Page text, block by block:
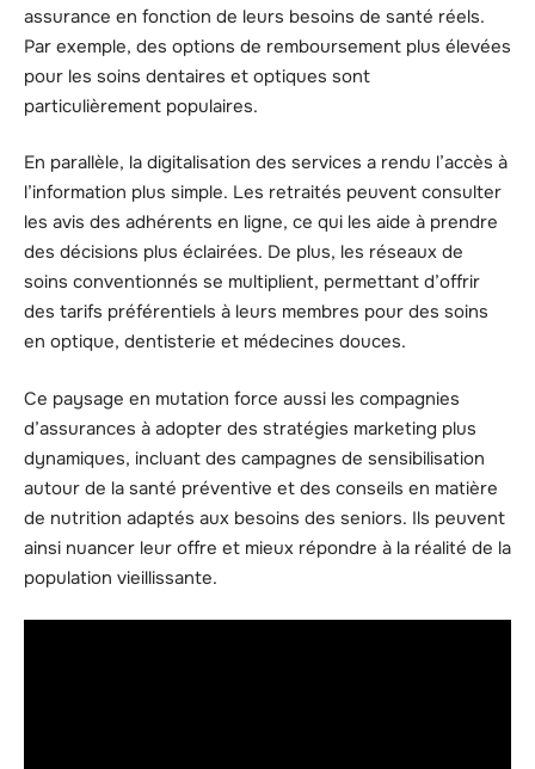
assurance en fonction de leurs besoins de santé réels.
Par exemple, des options de remboursement plus élevées
pour les soins dentaires et optiques sont
particulièrement populaires.
En parallèle, la digitalisation des services a rendu l’accès à
l’information plus simple. Les retraités peuvent consulter
les avis des adhérents en ligne, ce qui les aide à prendre
des décisions plus éclairées. De plus, les réseaux de
soins conventionnés se multiplient, permettant d’offrir
des tarifs préférentiels à leurs membres pour des soins
en optique, dentisterie et médecines douces.
Ce paysage en mutation force aussi les compagnies
d’assurances à adopter des stratégies marketing plus
dynamiques, incluant des campagnes de sensibilisation
autour de la santé préventive et des conseils en matière
de nutrition adaptés aux besoins des seniors. Ils peuvent
ainsi nuancer leur offre et mieux répondre à la réalité de la
population vieillissante.